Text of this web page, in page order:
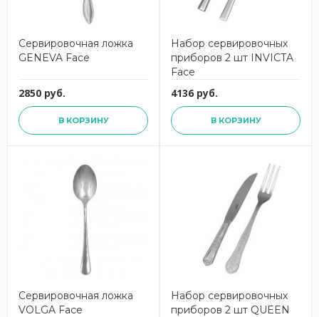
Сервировочная ложка
GENEVA Face
2850 руб.
В КОРЗИНУ
Набор сервировочных
приборов 2 шт INVICTA
Face
4136 руб.
В КОРЗИНУ
Сервировочная ложка
VOLGA Face
Набор сервировочных
приборов 2 шт QUEEN